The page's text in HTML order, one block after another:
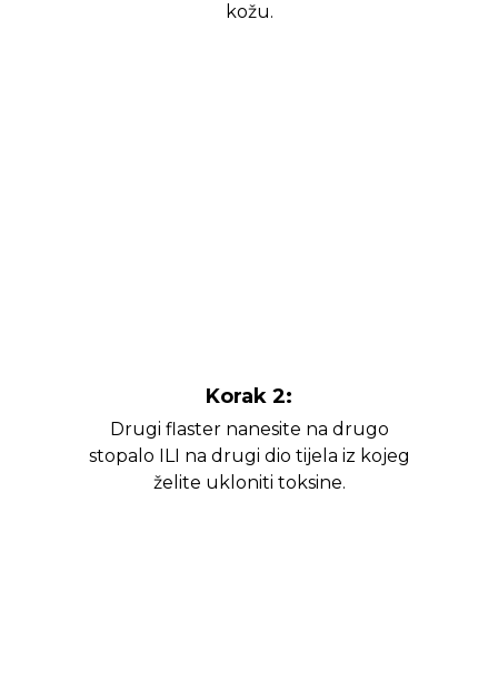
kožu.
Korak 2:
Drugi flaster nanesite na drugo
stopalo ILI na drugi dio tijela iz kojeg
želite ukloniti toksine.